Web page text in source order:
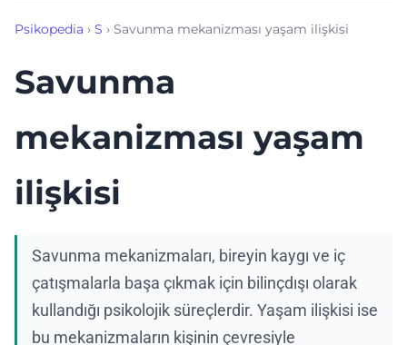
Psikopedia › S › Savunma mekanizması yaşam ilişkisi
Savunma
mekanizması yaşam
ilişkisi
Savunma mekanizmaları, bireyin kaygı ve iç
çatışmalarla başa çıkmak için bilinçdışı olarak
kullandığı psikolojik süreçlerdir. Yaşam ilişkisi ise
bu mekanizmaların kişinin çevresiyle